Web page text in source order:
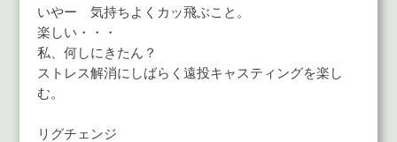
いやー 気持ちよくカッ飛ぶこと。
楽しい・・・
私、何しにきたん？
ストレス解消にしばらく遠投キャスティングを楽し
む。
リグチェンジ